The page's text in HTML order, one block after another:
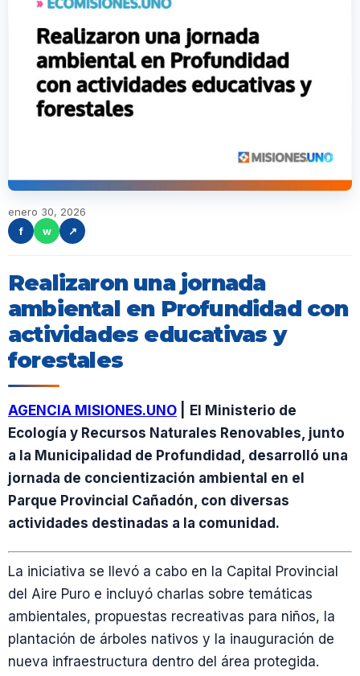
enero 30, 2026
f
w ↗
Realizaron una jornada
ambiental en Profundidad con
actividades educativas y
forestales
AGENCIA MISIONES.UNO
El Ministerio de
Ecología y Recursos Naturales Renovables, junto
a la Municipalidad de Profundidad, desarrolló una
jornada de concientización ambiental en el
Parque Provincial Cañadón, con diversas
actividades destinadas a la comunidad.
La iniciativa se llevó a cabo en la Capital Provincial
del Aire Puro e incluyó charlas sobre temáticas
ambientales, propuestas recreativas para niños, la
plantación de árboles nativos y la inauguración de
nueva infraestructura dentro del área protegida.